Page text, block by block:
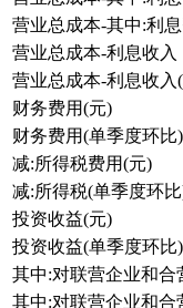
营业总成本-其中:利
营业总成本-利息收入
营业总成本-利息收入
财务费用(元)
财务费用(单季度环比)
减:所得税费用(元)
减:所得税(单季度环
投资收益(元)
投资收益(单季度环比)
其中:对联营企业和合
其中:对联营企业和